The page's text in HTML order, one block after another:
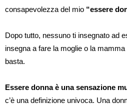
consapevolezza del mio “essere
Dopo tutto, nessuno ti insegnato ad
insegna a fare la moglie o la
basta.
Essere donna è una sensazione
c’è una definizione univoca. Una